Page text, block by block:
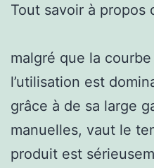
Tout savoir à propos
malgré que la courbe
l’utilisation est
grâce à de sa large
manuelles, vaut le
produit est